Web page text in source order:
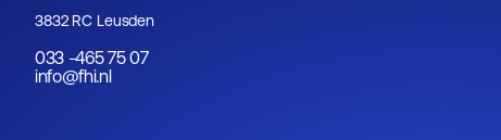
3832 RC Leusden
033 -465 75 07
info@fhi.nl